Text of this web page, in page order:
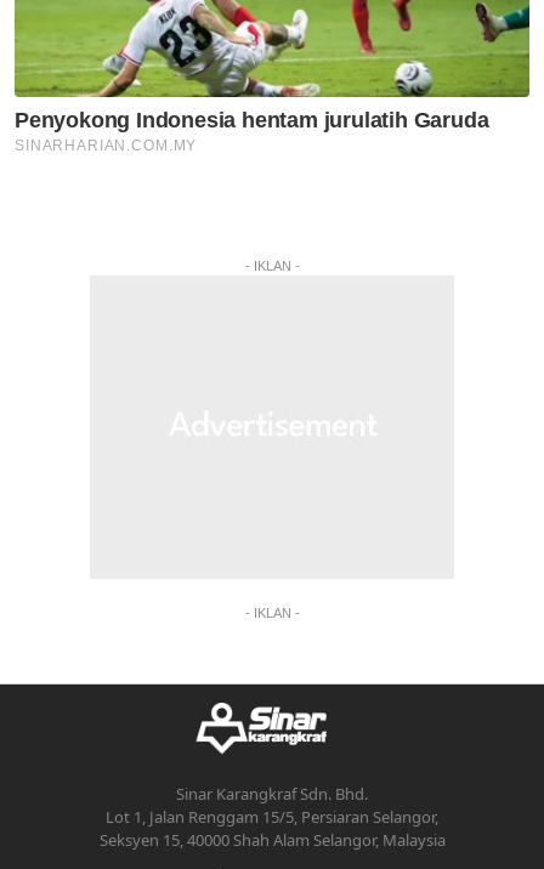
- IKLAN -
- IKLAN -
Sinar Karangkraf Sdn. Bhd.
Lot 1, Jalan Renggam 15/5, Persiaran Selangor,
Seksyen 15, 40000 Shah Alam Selangor, Malaysia